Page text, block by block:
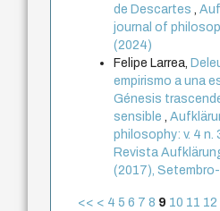
de Descartes,
journal of
(2024)
Felipe Larrea,
empirismo a una
Génesis
sensible,
philosophy: v. 4 n.
Revista
(2017),
<< < 4 5 6 7 8 9 10 11 12